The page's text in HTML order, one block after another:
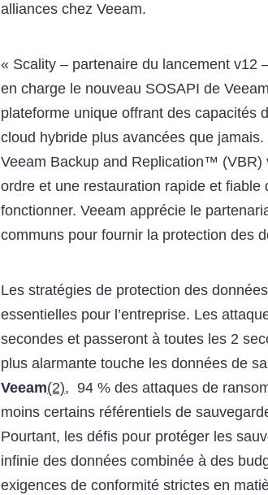
alliances chez Veeam.
« Scality – partenaire du lancement v12
en charge le nouveau SOSAPI de
plateforme unique offrant des capacités
cloud hybride plus avancées que
Veeam Backup and Replication™ (VBR)
ordre et une restauration rapide et
fonctionner. Veeam apprécie le
communs pour fournir la protection des
Les stratégies de protection des
essentielles pour l’entreprise. Les
secondes et passeront à toutes les 2
plus alarmante touche les données de
Veeam(2), 94 % des attaques de
moins certains référentiels de
Pourtant, les défis pour protéger les
infinie des données combinée à des
exigences de conformité strictes en